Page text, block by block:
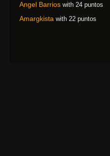
Angel Barrios with 24 puntos
Amargkista with 22 puntos